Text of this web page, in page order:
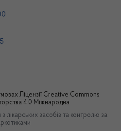
Ліцензії Creative Commons
4.0 Міжнародна
лікарських засобів та контролю за